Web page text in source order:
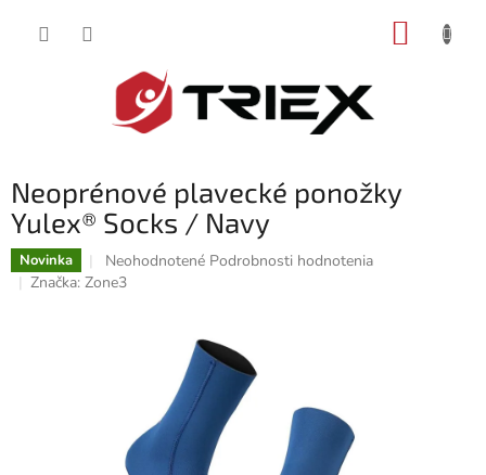
Neoprénové plavecké ponožky
Yulex® Socks / Navy
Novinka
Priemerné
hodnotenie
hviezdičiek.
Neohodnotené Podrobnosti hodnotenia
Značka: Zone3